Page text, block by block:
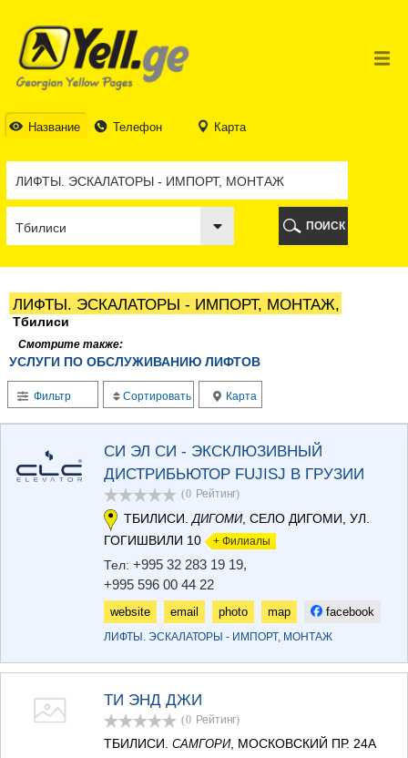
Название Телефон Карта
ТБИЛИСИ
ТБИЛИСИ
АБХАЗИЯ
ГАЛИ
БАТУМИ
КОБУЛЕТИ
ШУАХЕВИ
ЧАКВИ
ОЗУРГЕТИ
ЧОХАТАУРИ
УРЕКИ
ИМЕРЕТИЯ
БАГДАТИ
ВАНИ
ЗЕСТАФОНИ
ТЕРДЖОЛА
САЧХЕРЕ
ТКИБУЛИ
ГУРДЖААНИ
ДЕДОПЛИСЦКАРО
ТЕЛАВИ
САГАРЕДЖО
СИГНАГИ
ПОИСК
ЛИФТЫ. ЭСКАЛАТОРЫ - ИМПОРТ, МОНТАЖ,
Тбилиси
Смотрите также:
УСЛУГИ ПО ОБСЛУЖИВАНИЮ ЛИФТОВ
Фильтр Сортировать Карта
СИ ЭЛ СИ - ЭКСКЛЮЗИВНЫЙ
ДИСТРИБЬЮТОР FUJISJ В ГРУЗИИ
(0 Рейтинг)
ТБИЛИСИ. ДИГОМИ, СЕЛО ДИГОМИ, УЛ.
ГОГИШВИЛИ 10 + Филиалы
Тел: +995 32 283 19 19,
+995 596 00 44 22
website email photo map facebook
ЛИФТЫ. ЭСКАЛАТОРЫ - ИМПОРТ, МОНТАЖ
ТИ ЭНД ДЖИ
(0 Рейтинг)
ТБИЛИСИ. САМГОРИ, МОСКОВСКИЙ ПР. 24А